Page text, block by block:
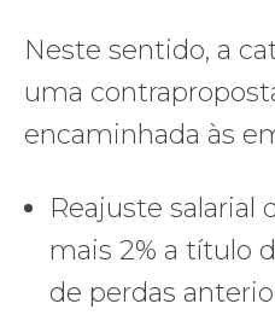
Neste sentido, a
uma
encaminhada às
Reajuste salarial
mais 2% a título
de perdas